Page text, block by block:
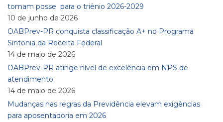
tomam posse para o triênio 2026-2029
10 de junho de 2026
OABPrev-PR conquista classificação A+ no Programa
Sintonia da Receita Federal
14 de maio de 2026
OABPrev-PR atinge nível de excelência em NPS de
atendimento
14 de maio de 2026
Mudanças nas regras da Previdência elevam exigências
para aposentadoria em 2026